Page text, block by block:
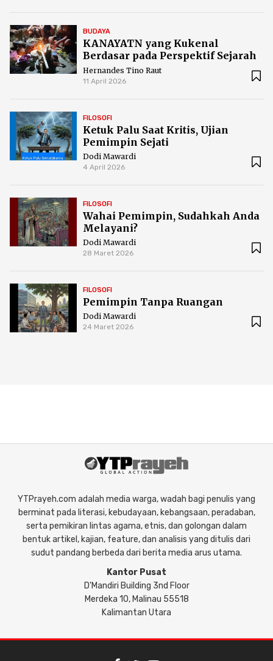
BUDAYA
KANAYATN yang Kukenal
Berdasar pada Perspektif Sejarah
Adat
Hernandes Tino Raut
11 April 2026
FILOSOFI
Ketuk Palu Saat Kritis, Ujian
Pemimpin Sejati
Dodi Mawardi
4 April 2026
FILOSOFI
Wahai Pemimpin, Sudahkah Anda
Melayani?
Dodi Mawardi
28 Maret 2026
FILOSOFI
Pemimpin Tanpa Ruangan
Dodi Mawardi
24 Maret 2026
YTPrayeh.com adalah media warga, wadah bagi penulis yang
berminat pada literasi, kebudayaan, kebangsaan, peradaban,
serta pemikiran lintas agama, etnis, dan golongan dalam
bentuk artikel, kajian, feature, dan analisis yang ditulis dari
sudut pandang berbeda dari berita media arus utama.
Kantor Pusat
D'Mandiri Building 3nd Floor
Merdeka 10, Malinau 55518
Kalimantan Utara